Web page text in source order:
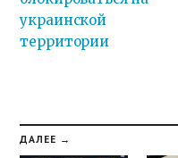
украинской
территории
ДАЛЕЕ →